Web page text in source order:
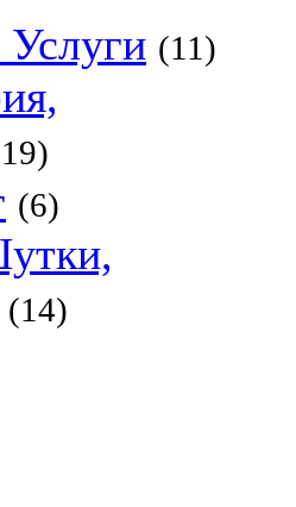
(11)
(6)
(14)